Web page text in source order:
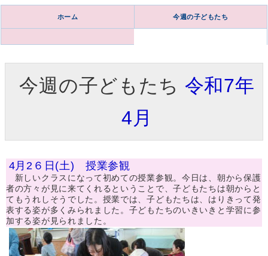
ホーム 今週の子どもたち
今週の子どもたち 令和7年
4月
4月2６日(土) 授業参観
新しいクラスになって初めての授業参観。今日は、朝から保護
者の方々が見に来てくれるということで、子どもたちは朝からと
てもうれしそうでした。授業では、子どもたちは、はりきって発
表する姿が多くみられました。子どもたちのいきいきと学習に参
加する姿が見られました。